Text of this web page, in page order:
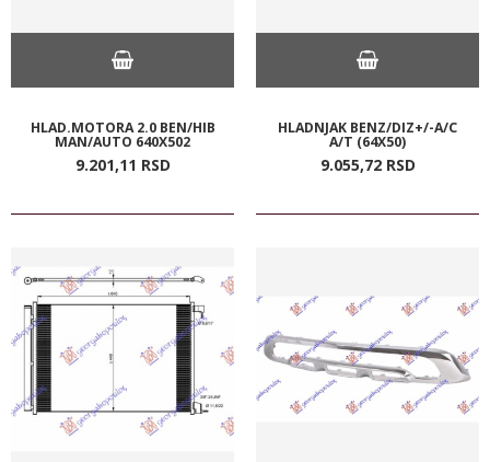
HLAD.MOTORA 2.0 BEN/HIB
MAN/AUTO 640X502
9.201,11 RSD
HLADNJAK BENZ/DIZ+/-A/C
A/T (64X50)
9.055,72 RSD